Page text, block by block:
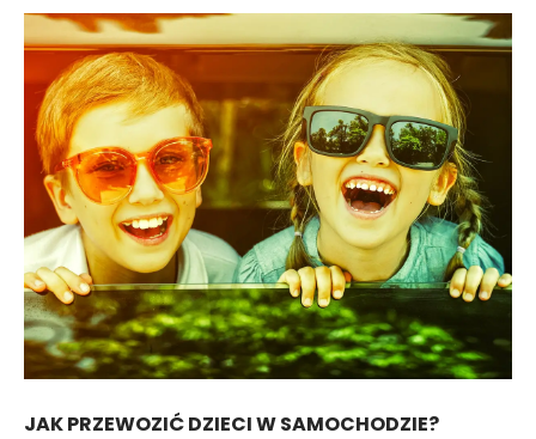
JAK PRZEWOZIĆ DZIECI W SAMOCHODZIE?